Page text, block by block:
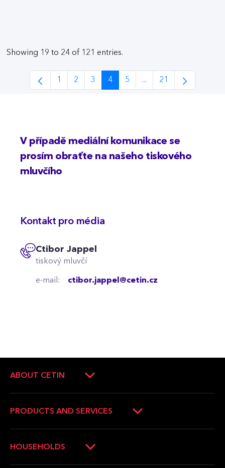
Showing 19 to 24 of 121 entries.
Page
1
Page
2
Page
3
Page
4
Page
5 ...
Intermediate Pages
Page
21
V případě mediální komunikace se
prosím obraťte na našeho tiskového
mluvčího
Kontakt pro média
Ctibor Jappel
tiskový mluvčí
e-mail: ctibor.jappel@cetin.cz
ABOUT CETIN
PRODUCTS AND SERVICES
HOUSEHOLDS